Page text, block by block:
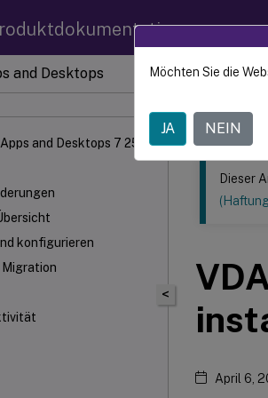
and Desktops
and Desktops 7 2511
konfigurieren
Migration
Dieser Inhalt
Citrix
<
Dieser
April 6,
Möchten Sie die
JA NEIN